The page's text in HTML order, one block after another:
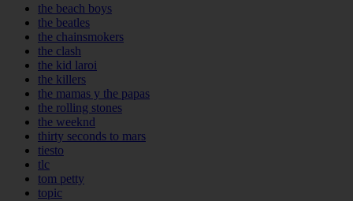
the beach boys
the beatles
the chainsmokers
the clash
the kid laroi
the killers
the mamas y the papas
the rolling stones
the weeknd
thirty seconds to mars
tiesto
tlc
tom petty
topic